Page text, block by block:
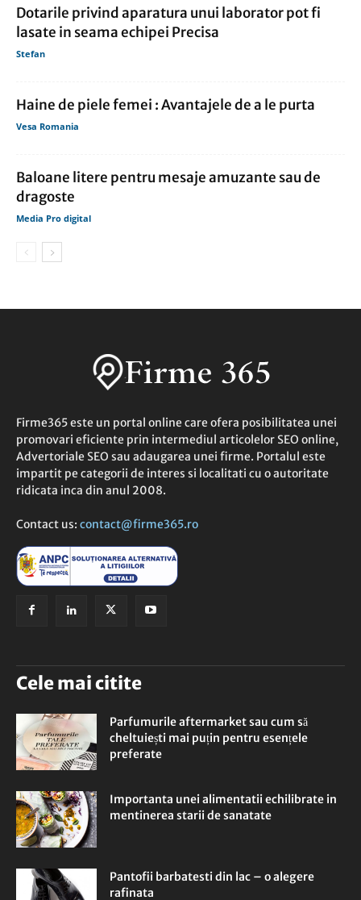
Dotarile privind aparatura unui laborator pot fi
lasate in seama echipei Precisa
Stefan
Haine de piele femei : Avantajele de a le purta
Vesa Romania
Baloane litere pentru mesaje amuzante sau de
dragoste
Media Pro digital
Firme365 este un portal online care ofera posibilitatea unei
promovari eficiente prin intermediul articolelor SEO online,
Advertoriale SEO sau adaugarea unei firme. Portalul este
impartit pe categorii de interes si localitati cu o autoritate
ridicata inca din anul 2008.
Contact us: contact@firme365.ro
Cele mai citite
Parfumurile aftermarket sau cum să
cheltuiești mai puțin pentru esențele
preferate
Importanta unei alimentatii echilibrate in
mentinerea starii de sanatate
Pantofii barbatesti din lac – o alegere
rafinata